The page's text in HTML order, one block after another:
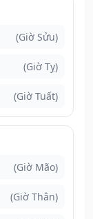
(Giờ Sửu)
(Giờ Tỵ)
(Giờ Tuất)
(Giờ Mão)
(Giờ Thân)